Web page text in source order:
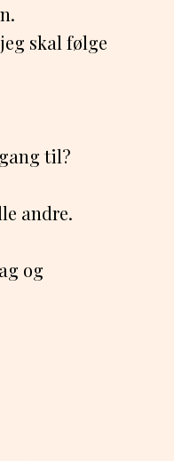
skal følge
til?
andre.
og